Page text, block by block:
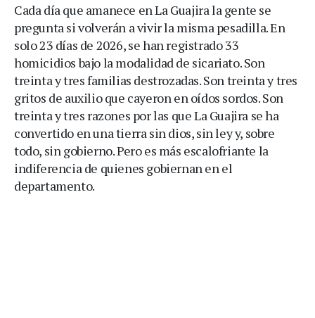
Cada día que amanece en La Guajira la gente se
pregunta si volverán a vivir la misma pesadilla. En
solo 23 días de 2026, se han registrado 33
homicidios bajo la modalidad de sicariato. Son
treinta y tres familias destrozadas. Son treinta y tres
gritos de auxilio que cayeron en oídos sordos. Son
treinta y tres razones por las que La Guajira se ha
convertido en una tierra sin dios, sin ley y, sobre
todo, sin gobierno. Pero es más escalofriante la
indiferencia de quienes gobiernan en el
departamento.